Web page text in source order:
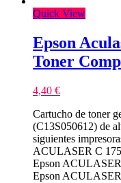
Quick View
Epson
Toner
4,40 €
Cartucho de toner
(C13S050612) de
siguientes
ACULASER C
Epson
Epson